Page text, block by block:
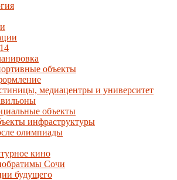
объекты
медиацентры и университет
объекты
инфраструктуры
олимпиады
кино
Сочи
будущего